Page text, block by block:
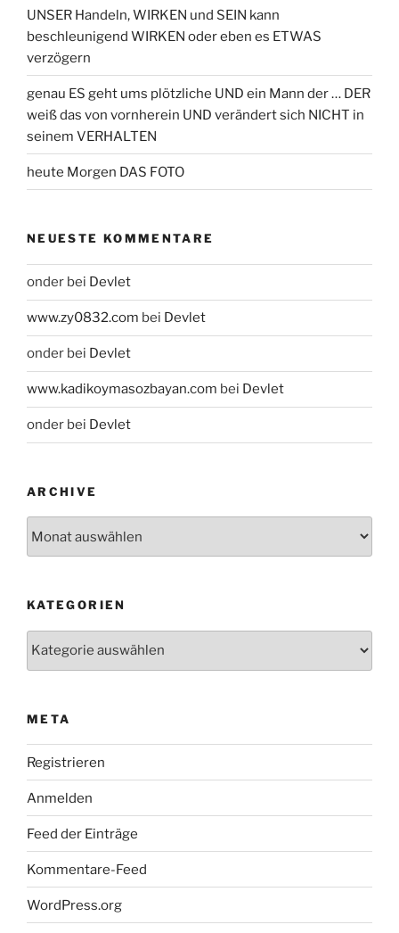
UNSER Handeln, WIRKEN und SEIN kann
beschleunigend WIRKEN oder eben es ETWAS
verzögern
genau ES geht ums plötzliche UND ein Mann der … DER
weiß das von vornherein UND verändert sich NICHT in
seinem VERHALTEN
heute Morgen DAS FOTO
NEUESTE KOMMENTARE
onder bei Devlet
www.zy0832.com bei Devlet
onder bei Devlet
www.kadikoymasozbayan.com bei Devlet
onder bei Devlet
ARCHIVE
KATEGORIEN
META
Registrieren
Anmelden
Feed der Einträge
Kommentare-Feed
WordPress.org